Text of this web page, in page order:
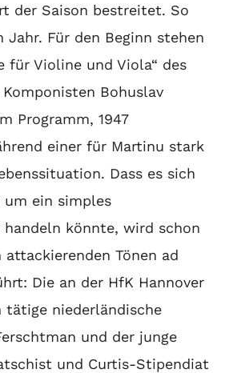
der Saison bestreitet. So
Jahr. Für den Beginn stehen
für Violine und Viola“ des
Bohuslav
Programm, 1947
einer für Martinu stark
Dass es sich
ein simples
könnte, wird schon
Tönen ad
Die an der HfK Hannover
tätige niederländische
und der junge
und Curtis-Stipendiat